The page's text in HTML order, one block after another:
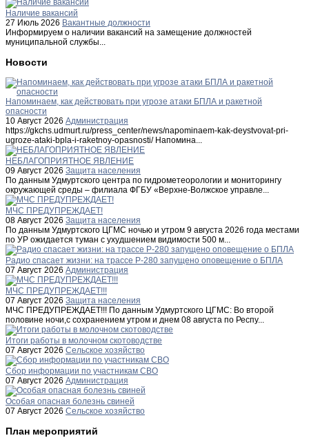
Наличие вакансий
27 Июль 2026 Вакантные должности
Информируем о наличии вакансий на замещение должностей
муниципальной службы...
Новости
Напоминаем, как действовать при угрозе атаки БПЛА и ракетной
опасности
10 Август 2026 Администрация
https://gkchs.udmurt.ru/press_center/news/napominaem-kak-deystvovat-pri-
ugroze-ataki-bpla-i-raketnoy-opasnosti/ Напомина...
НЕБЛАГОПРИЯТНОЕ ЯВЛЕНИЕ
09 Август 2026 Защита населения
По данным Удмуртского центра по гидрометеорологии и мониторингу
окружающей среды – филиала ФГБУ «Верхне-Волжское управле...
МЧС ПРЕДУПРЕЖДАЕТ!
08 Август 2026 Защита населения
По данным Удмуртского ЦГМС ночью и утром 9 августа 2026 года местами
по УР ожидается туман с ухудшением видимости 500 м...
Радио спасает жизни: на трассе Р-280 запущено оповещение о БПЛА
07 Август 2026 Администрация
МЧС ПРЕДУПРЕЖДАЕТ!!!
07 Август 2026 Защита населения
МЧС ПРЕДУПРЕЖДАЕТ!!! По данным Удмуртского ЦГМС: Во второй
половине ночи,с сохранением утром и днем 08 августа по Респу...
Итоги работы в молочном скотоводстве
07 Август 2026 Сельское хозяйство
Сбор информации по участникам СВО
07 Август 2026 Администрация
Особая опасная болезнь свиней
07 Август 2026 Сельское хозяйство
План мероприятий